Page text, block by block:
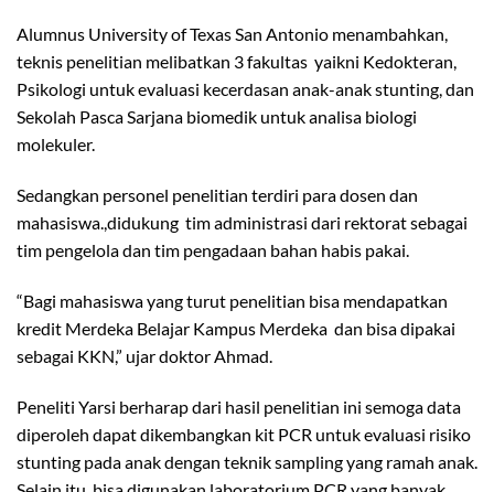
Alumnus University of Texas San Antonio menambahkan,
teknis penelitian melibatkan 3 fakultas yaikni Kedokteran,
Psikologi untuk evaluasi kecerdasan anak-anak stunting, dan
Sekolah Pasca Sarjana biomedik untuk analisa biologi
molekuler.
Sedangkan personel penelitian terdiri para dosen dan
mahasiswa.,didukung tim administrasi dari rektorat sebagai
tim pengelola dan tim pengadaan bahan habis pakai.
“Bagi mahasiswa yang turut penelitian bisa mendapatkan
kredit Merdeka Belajar Kampus Merdeka dan bisa dipakai
sebagai KKN,” ujar doktor Ahmad.
Peneliti Yarsi berharap dari hasil penelitian ini semoga data
diperoleh dapat dikembangkan kit PCR untuk evaluasi risiko
stunting pada anak dengan teknik sampling yang ramah anak.